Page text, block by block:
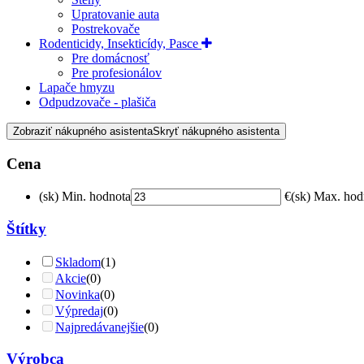
Upratovanie auta
Postrekovače
Rodenticidy, Insekticídy, Pasce
Pre domácnosť
Pre profesionálov
Lapače hmyzu
Odpudzovače - plašiča
Zobraziť nákupného asistentaSkryť nákupného asistenta
Cena
(sk) Min. hodnota €(sk) Max.
Štítky
Skladom(1)
Akcie(0)
Novinka(0)
Výpredaj(0)
Najpredávanejšie(0)
Výrobca